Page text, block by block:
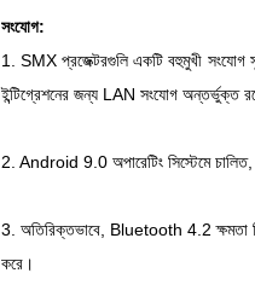
সংযোগ:
1. SMX প্রজেক্টরগুলি একটি বহুমুখী সংযোগ
ইন্টিগ্রেশনের জন্য LAN সংযোগ অন্তর্ভুক্ত
2. Android 9.0 অপারেটিং সিস্টেমে চালিত,
3. অতিরিক্তভাবে, Bluetooth 4.2 ক্ষমতা
করে।